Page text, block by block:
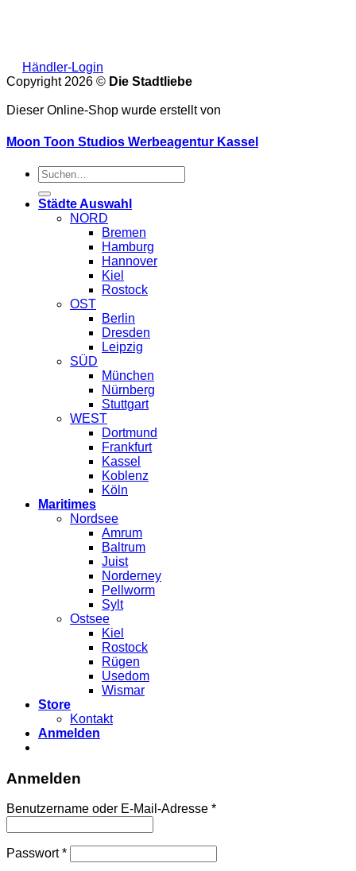
Händler-Login
Copyright 2026 © Die Stadtliebe
Dieser Online-Shop wurde erstellt von
Moon Toon Studios Werbeagentur Kassel
Suche
nach:
Städte Auswahl
NORD
Bremen
Hamburg
Hannover
Kiel
Rostock
OST
Berlin
Dresden
Leipzig
SÜD
München
Nürnberg
Stuttgart
WEST
Dortmund
Frankfurt
Kassel
Koblenz
Köln
Maritimes
Nordsee
Amrum
Baltrum
Juist
Norderney
Pellworm
Sylt
Ostsee
Kiel
Rostock
Rügen
Usedom
Wismar
Store
Kontakt
Anmelden
Anmelden
Benutzername oder E-Mail-Adresse *
Passwort*